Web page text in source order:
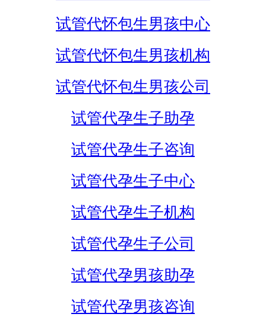
试管代怀包生男孩中心
试管代怀包生男孩机构
试管代怀包生男孩公司
试管代孕生子助孕
试管代孕生子咨询
试管代孕生子中心
试管代孕生子机构
试管代孕生子公司
试管代孕男孩助孕
试管代孕男孩咨询